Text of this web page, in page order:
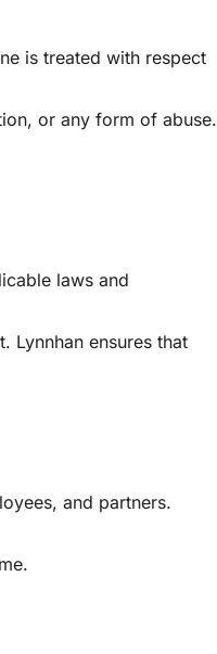
is treated with respect
or any form of abuse.
laws and
Lynnhan ensures that
and partners.